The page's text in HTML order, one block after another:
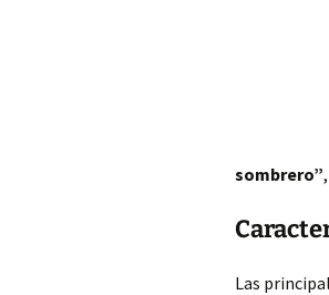
sombrero”
Las